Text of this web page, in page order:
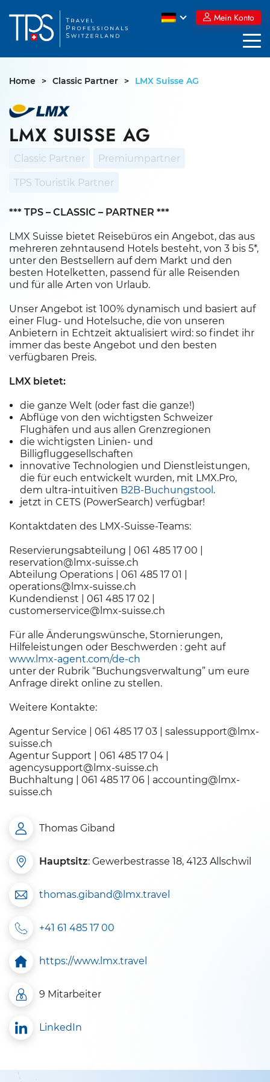
to
content
Mein Konto
Home > Classic Partner > LMX Suisse AG
LMX SUISSE AG
Classic Partner Premiumpartner
TPS Touristik Partner
*** TPS – CLASSIC – PARTNER ***
LMX Suisse bietet Reisebüros ein Angebot, das aus
mehreren zehntausend Hotels besteht, von 3 bis 5*,
unter den Bestsellern auf dem Markt und den
besten Hotelketten, passend für alle Reisenden
und für alle Arten von Urlaub.
Unser Angebot ist 100% dynamisch und basiert auf
einer Flug- und Hotelsuche, die von unseren
Anbietern in Echtzeit aktualisiert wird: so findet ihr
immer das beste Angebot und den besten
verfügbaren Preis.
LMX bietet:
die ganze Welt (oder fast die ganze!)
Abflüge von den wichtigsten Schweizer
Flughäfen und aus allen Grenzregionen
die wichtigsten Linien- und
Billigfluggesellschaften
innovative Technologien und Dienstleistungen,
die für euch entwickelt wurden, mit LMX.Pro,
dem ultra-intuitiven B2B-Buchungstool .
jetzt in CETS (PowerSearch) verfügbar!
Kontaktdaten des LMX-Suisse-Teams:
Reservierungsabteilung | 061 485 17 00 |
reservation@lmx-suisse.ch
Abteilung Operations | 061 485 17 01 |
operations@lmx-suisse.ch
Kundendienst | 061 485 17 02 |
customerservice@lmx-suisse.ch
Für alle Änderungswünsche, Stornierungen,
Hilfeleistungen oder Beschwerden : geht auf
www.lmx-agent.com/de-ch
unter der Rubrik “Buchungsverwaltung” um eure
Anfrage direkt online zu stellen.
Weitere Kontakte:
Agentur Service | 061 485 17 03 | salessupport@lmx-
suisse.ch
Agentur Support | 061 485 17 04 |
agencysupport@lmx-suisse.ch
Buchhaltung | 061 485 17 06 | accounting@lmx-
suisse.ch
Thomas Giband
Hauptsitz: Gewerbestrasse 18, 4123 Allschwil
thomas.giband@lmx.travel
+41 61 485 17 00
https://www.lmx.travel
9 Mitarbeiter
LinkedIn